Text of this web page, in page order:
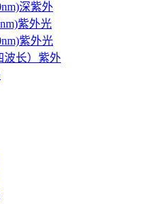
深紫外
紫外光
紫外光
波长）紫外